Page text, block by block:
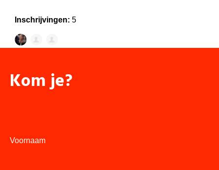
Inschrijvingen: 5
Kom je?
Voornaam